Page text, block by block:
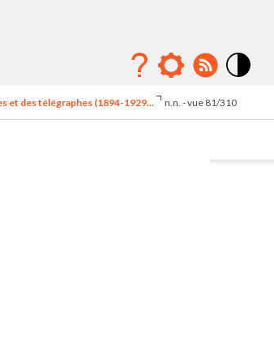
élévé
et des télégraphes (1894-1929... n.n. - vue 81/310